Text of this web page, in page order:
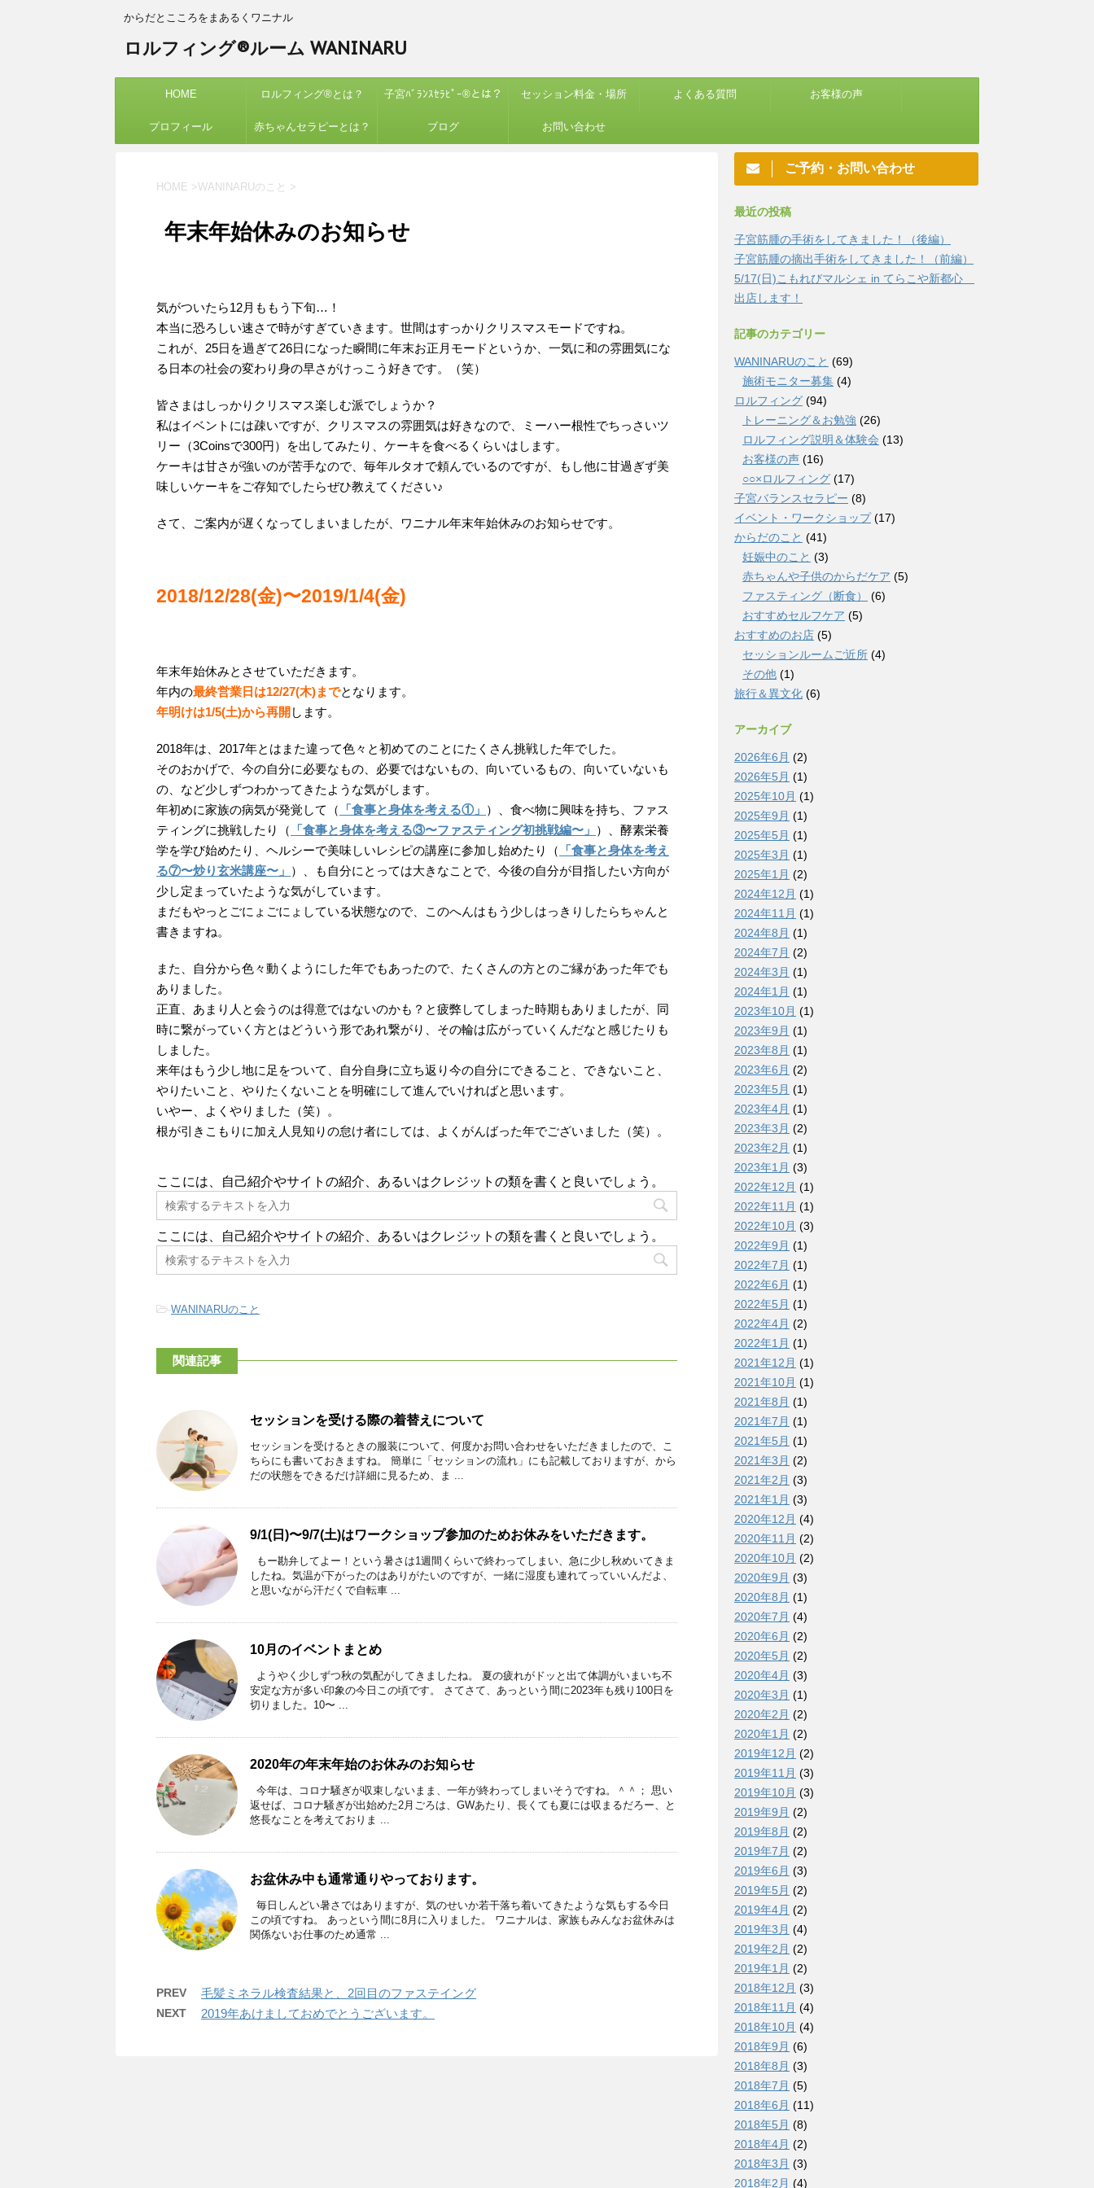
からだとこころをまあるくワニナル
ロルフィング®ルーム WANINARU
HOME ロルフィング®︎とは？ 子宮ﾊﾞﾗﾝｽｾﾗﾋﾟｰ®︎とは？ セッション料金・場所 よくある質問 お客様の声
プロフィール 赤ちゃんセラピーとは？ ブログ お問い合わせ
HOME >WANINARUのこと >
年末年始休みのお知らせ
気がついたら12月ももう下旬…！
本当に恐ろしい速さで時がすぎていきます。世間はすっかりクリスマスモードですね。
これが、25日を過ぎて26日になった瞬間に年末お正月モードというか、一気に和の雰囲気にな
る日本の社会の変わり身の早さがけっこう好きです。（笑）
皆さまはしっかりクリスマス楽しむ派でしょうか？
私はイベントには疎いですが、クリスマスの雰囲気は好きなので、ミーハー根性でちっさいツ
リー（3Coinsで300円）を出してみたり、ケーキを食べるくらいはします。
ケーキは甘さが強いのが苦手なので、毎年ルタオで頼んでいるのですが、もし他に甘過ぎず美
味しいケーキをご存知でしたらぜひ教えてください♪
さて、ご案内が遅くなってしまいましたが、ワニナル年末年始休みのお知らせです。
2018/12/28(金)〜2019/1/4(金)
年末年始休みとさせていただきます。
年内の最終営業日は12/27(木)までとなります。
年明けは1/5(土)から再開 します。
2018年は、2017年とはまた違って色々と初めてのことにたくさん挑戦した年でした。
そのおかげで、今の自分に必要なもの、必要ではないもの、向いているもの、向いていないも
の、など少しずつわかってきたような気がします。
年初めに家族の病気が発覚して（
「食事と身体を考える①」 ）、食べ物に興味を持ち、ファス
ティングに挑戦したり（
「食事と身体を考える③〜ファスティング初挑戦編〜」 ）、酵素栄養
学を学び始めたり、ヘルシーで美味しいレシピの講座に参加し始めたり（
「食事と身体を考え
る⑦〜炒り玄米講座〜」 ）、も自分にとっては大きなことで、今後の自分が目指したい方向が
少し定まっていたような気がしています。
まだもやっとごにょごにょしている状態なので、このへんはもう少しはっきりしたらちゃんと
書きますね。
また、自分から色々動くようにした年でもあったので、たくさんの方とのご縁があった年でも
ありました。
正直、あまり人と会うのは得意ではないのかも？と疲弊してしまった時期もありましたが、同
時に繋がっていく方とはどういう形であれ繋がり、その輪は広がっていくんだなと感じたりも
しました。
来年はもう少し地に足をついて、自分自身に立ち返り今の自分にできること、できないこと、
やりたいこと、やりたくないことを明確にして進んでいければと思います。
いやー、よくやりました（笑）。
根が引きこもりに加え人見知りの怠け者にしては、よくがんばった年でございました（笑）。
ここには、自己紹介やサイトの紹介、あるいはクレジットの類を書くと良いでしょう。
ここには、自己紹介やサイトの紹介、あるいはクレジットの類を書くと良いでしょう。
-WANINARUのこと
関連記事
セッションを受ける際の着替えについて
セッションを受けるときの服装について、何度かお問い合わせをいただきましたので、こ
ちらにも書いておきますね。 簡単に「セッションの流れ」にも記載しておりますが、から
だの状態をできるだけ詳細に見るため、ま ...
9/1(日)〜9/7(土)はワークショップ参加のためお休みをいただきます。
もー勘弁してよー！という暑さは1週間くらいで終わってしまい、急に少し秋めいてきま
したね。気温が下がったのはありがたいのですが、一緒に湿度も連れてっていいんだよ、
と思いながら汗だくで自転車 ...
10月のイベントまとめ
ようやく少しずつ秋の気配がしてきましたね。 夏の疲れがドッと出て体調がいまいち不
安定な方が多い印象の今日この頃です。 さてさて、あっという間に2023年も残り100日を
切りました。10〜 ...
2020年の年末年始のお休みのお知らせ
今年は、コロナ騒ぎが収束しないまま、一年が終わってしまいそうですね。＾＾； 思い
返せば、コロナ騒ぎが出始めた2月ごろは、GWあたり、長くても夏には収まるだろー、と
悠長なことを考えておりま ...
お盆休み中も通常通りやっております。
毎日しんどい暑さではありますが、気のせいか若干落ち着いてきたような気もする今日
この頃ですね。 あっという間に8月に入りました。 ワニナルは、家族もみんなお盆休みは
関係ないお仕事のため通常 ...
PREV 毛髪ミネラル検査結果と、2回目のファステイング
NEXT 2019年あけましておめでとうございます。
ご予約・お問い合わせ
最近の投稿
子宮筋腫の手術をしてきました！（後編）
子宮筋腫の摘出手術をしてきました！（前編）
5/17(日)こもれびマルシェ in てらこや新都心
出店します！
記事のカテゴリー
WANINARUのこと (69)
施術モニター募集 (4)
ロルフィング (94)
トレーニング＆お勉強 (26)
ロルフィング説明＆体験会 (13)
お客様の声 (16)
○○×ロルフィング (17)
子宮バランスセラピー (8)
イベント・ワークショップ(17)
からだのこと (41)
妊娠中のこと (3)
赤ちゃんや子供のからだケア (5)
ファスティング（断食）
(6)
おすすめセルフケア (5)
おすすめのお店 (5)
セッションルームご近所 (4)
その他 (1)
旅行＆異文化 (6)
アーカイブ
2026年6月 (2)
2026年5月 (1)
2025年10月 (1)
2025年9月 (1)
2025年5月 (1)
2025年3月 (1)
2025年1月 (2)
2024年12月 (1)
2024年11月 (1)
2024年8月 (1)
2024年7月 (2)
2024年3月 (1)
2024年1月 (1)
2023年10月 (1)
2023年9月 (1)
2023年8月 (1)
2023年6月 (2)
2023年5月 (1)
2023年4月 (1)
2023年3月 (2)
2023年2月 (1)
2023年1月 (3)
2022年12月 (1)
2022年11月 (1)
2022年10月 (3)
2022年9月 (1)
2022年7月 (1)
2022年6月 (1)
2022年5月 (1)
2022年4月 (2)
2022年1月 (1)
2021年12月 (1)
2021年10月 (1)
2021年8月 (1)
2021年7月 (1)
2021年5月 (1)
2021年3月 (2)
2021年2月 (3)
2021年1月 (3)
2020年12月 (4)
2020年11月 (2)
2020年10月 (2)
2020年9月 (3)
2020年8月 (1)
2020年7月 (4)
2020年6月 (2)
2020年5月 (2)
2020年4月 (3)
2020年3月 (1)
2020年2月 (2)
2020年1月 (2)
2019年12月 (2)
2019年11月 (3)
2019年10月 (3)
2019年9月 (2)
2019年8月 (2)
2019年7月 (2)
2019年6月 (3)
2019年5月 (2)
2019年4月 (2)
2019年3月 (4)
2019年2月 (2)
2019年1月 (2)
2018年12月 (3)
2018年11月 (4)
2018年10月 (4)
2018年9月 (6)
2018年8月 (3)
2018年7月 (5)
2018年6月 (11)
2018年5月 (8)
2018年4月 (2)
2018年3月 (3)
2018年2月 (4)